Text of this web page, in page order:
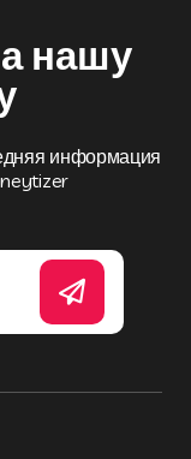
нашу
информация